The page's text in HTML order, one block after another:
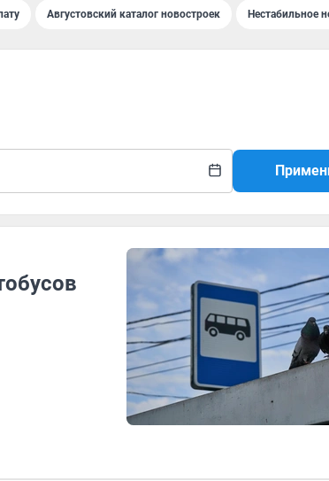
Августовский каталог новостроек Нестабильное